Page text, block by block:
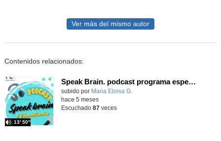
Ver más del mismo autor
Contenidos relacionados:
Speak Brain. podcast programa especial entrevistas DIA DE LA MUJER 8M
Contenido educativo.
subido por Maria Eloisa G.
13′ 50″
hace 5 meses
Escuchado 87veces